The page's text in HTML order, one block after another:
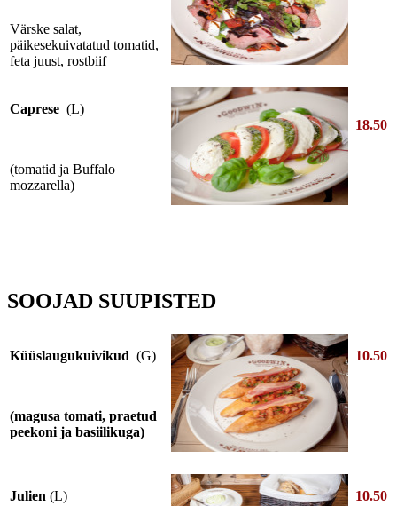
Värske salat,
päikesekuivatatud tomatid,
feta juust, rostbiif
Caprese (L)
(tomatid ja Buffalo
mozzarella)
18.50
SOOJAD SUUPISTED
Küüslaugukuivikud (G)
(magusa tomati, praetud
peekoni ja basiilikuga)
10.50
Julien (L)
10.50